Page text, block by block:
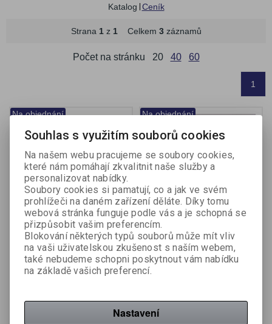
Katalog Ceník
Strana 1z 1Celkem 3záznamů
Počet na stránku 20 40 60
1
Na objednání
Lékárnička kovová
nástěnná - bílá / 45 x 35 x
15 cm / prázdná
Katalogové číslo:714931
Na objednání
Náplně do lékárničky -
Standard
Katalogové číslo:
Souhlas s využitím souborů cookies
Na našem webu pracujeme se soubory cookies,
které nám pomáhají zkvalitnit naše služby a
personalizovat nabídky.
Soubory cookies si pamatují, co a jak ve svém
prohlížeči na daném zařízení děláte. Díky tomu
webová stránka funguje podle vás a je schopná se
přizpůsobit vašim preferencím.
Blokování některých typů souborů může mít vliv
na vaši uživatelskou zkušenost s naším webem,
také nebudeme schopni poskytnout vám nabídku
na základě vašich preferencí.
Nastavení